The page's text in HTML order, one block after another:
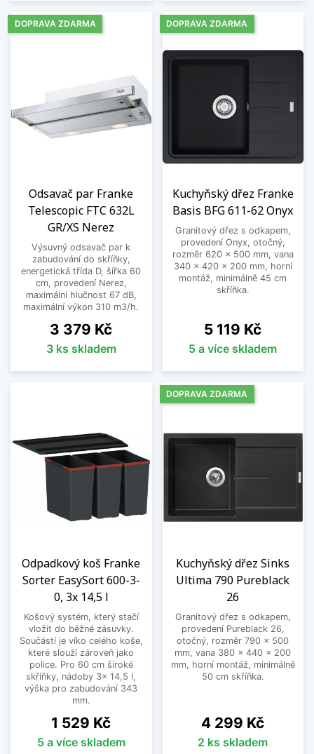
Odsavač par Franke
Telescopic FTC 632L
GR/XS Nerez
Výsuvný odsavač par k
zabudování do skříňky,
energetická třída D, šířka 60
cm, provedení Nerez,
maximální hlučnost 67 dB,
maximální výkon 310 m3/h.
Cena
3 379 Kč
3 ks skladem
DOPRAVA ZDARMA
Kuchyňský dřez Franke
Basis BFG 611-62 Onyx
Granitový dřez s odkapem,
provedení Onyx, otočný,
rozměr 620 x 500 mm, vana
340 x 420 x 200 mm, horní
montáž, minimálně 45 cm
skříňka.
Cena
5 119 Kč
5 a více skladem
DOPRAVA ZDARMA
Odpadkový koš Franke
Sorter EasySort 600-3-
0, 3x 14,5 l
Košový systém, který stačí
vložit do běžné zásuvky.
Součástí je víko celého koše,
které slouží zároveň jako
police. Pro 60 cm široké
skříňky, nádoby 3x 14,5 l,
výška pro zabudování 343
mm.
Cena
1 529 Kč
5 a více skladem
Kuchyňský dřez Sinks
Ultima 790 Pureblack
26
Granitový dřez s odkapem,
provedení Pureblack 26,
otočný, rozměr 790 x 500
mm, vana 380 x 440 x 200
mm, horní montáž, minimálně
50 cm skříňka.
Cena
4 299 Kč
2 ks skladem
DOPRAVA ZDARMA